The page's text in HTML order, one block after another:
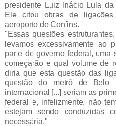
presidente Luiz Inácio Lula
Ele citou obras de
aeroporto de Confins.
"Essas questões
levamos excessivamente ao
parte do governo federal, uma
começarão e qual volume de
diria que esta questão das
questão do metrô de Belo
internacional [...] seriam as
federal e, infelizmente, não
estejam sendo conduzidas
necessária."